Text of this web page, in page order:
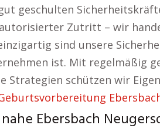
geschulten
Zutritt – wir
sind unsere
ist. Mit regelmäßig
Strategien schützen wir
Ebersbach